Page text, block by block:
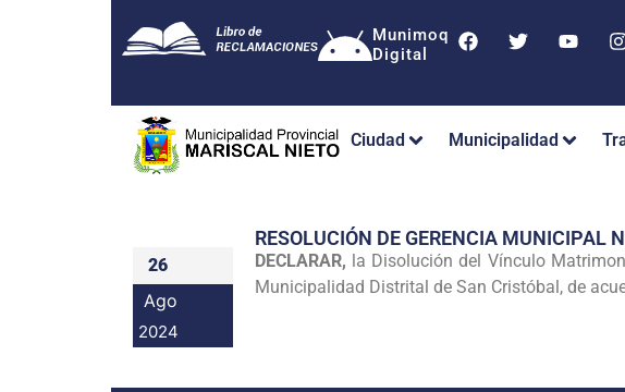
Munimoq
Digital
Ciudad Municipalidad
26
Ago
2024
RESOLUCIÓN DE GERENCIA
DECLARAR, la Disolución del Vínculo
Municipalidad Distrital de San Cristóbal, de